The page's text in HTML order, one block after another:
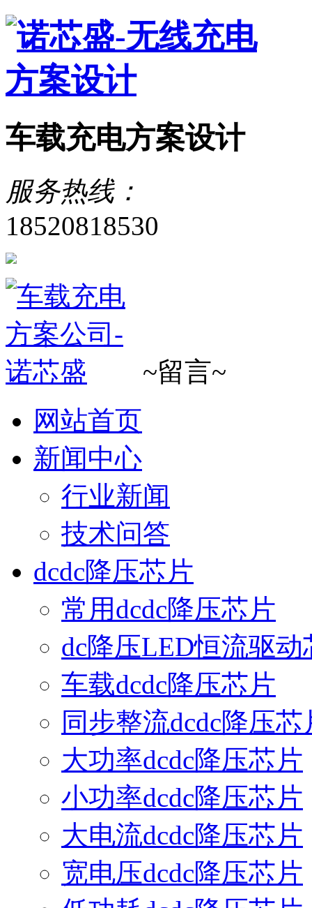
车载充电方案设计
服务热线：
18520818530
~留言~
网站首页
新闻中心
行业新闻
技术问答
dcdc降压芯片
常用dcdc降压芯片
dc降压LED恒流驱动
车载dcdc降压芯片
同步整流dcdc降压芯
大功率dcdc降压芯片
小功率dcdc降压芯片
大电流dcdc降压芯片
宽电压dcdc降压芯片